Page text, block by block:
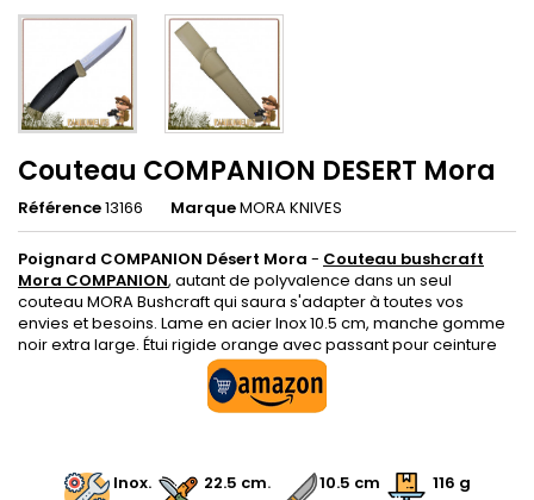
Couteau COMPANION DESERT Mora
Référence13166 MarqueMORA KNIVES
Poignard COMPANION Désert Mora - Couteau bushcraft
Mora COMPANION, autant de polyvalence dans un seul
couteau MORA Bushcraft qui saura s'adapter à toutes vos
envies et besoins. Lame en acier Inox 10.5 cm, manche gomme
noir extra large. Étui rigide orange avec passant pour ceinture
. Inox. 22.5 cm. 10.5 cm 116 g